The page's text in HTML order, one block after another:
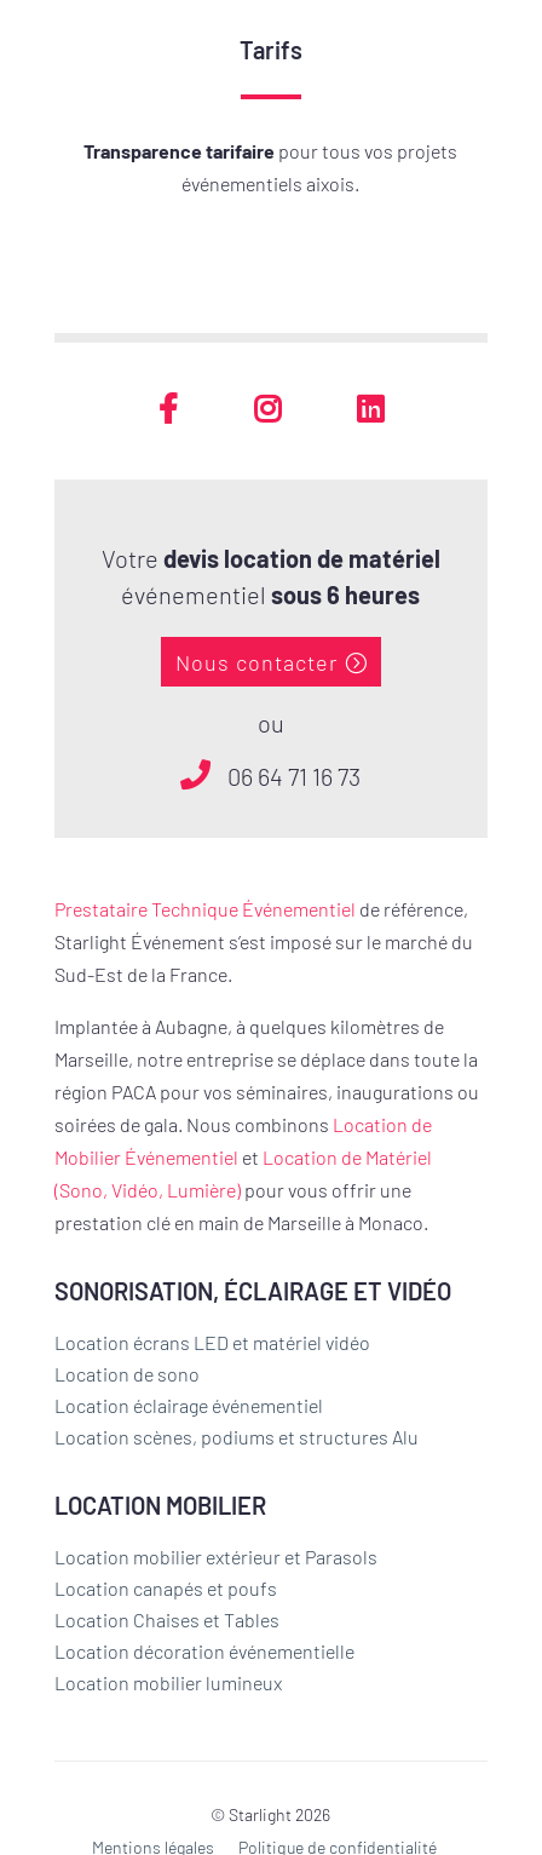
Tarifs
Transparence tarifaire pour tous vos projets
événementiels aixois.
Votre devis location de matériel
événementielsous 6 heures
Nous contacter
ou
06 64 71 16 73
Prestataire Technique Événementiel de référence,
Starlight Événement s’est imposé sur le marché du
Sud-Est de la France.
Implantée à Aubagne, à quelques kilomètres de
Marseille, notre entreprise se déplace dans toute la
région PACA pour vos séminaires, inaugurations ou
soirées de gala. Nous combinons Location de
Mobilier Événementiel et Location de Matériel
(Sono, Vidéo, Lumière)pour vous offrir une
prestation clé en main de Marseille à Monaco.
SONORISATION, ÉCLAIRAGE ET VIDÉO
Location écrans LED et matériel vidéo
Location de sono
Location éclairage événementiel
Location scènes, podiums et structures Alu
LOCATION MOBILIER
Location mobilier extérieur et Parasols
Location canapés et poufs
Location Chaises et Tables
Location décoration événementielle
Location mobilier lumineux
© Starlight 2026
Mentions légales
Politique de confidentialité